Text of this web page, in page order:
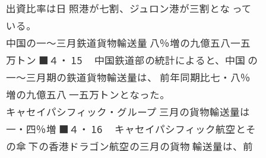
出資比率は日 照港が七割、ジュロン港が三割とな って
いる。
中国の一〜三月鉄道貨物輸送量 八％増の九億五八一五
万トン ■４・ 15 中国鉄道部の統計によると、中国 の
一〜三月期の鉄道貨物輸送量は、 前年同期比七・八％
増の九億五八 一五万トンとなった。
キャセイパシフィック・グループ 三月の貨物輸送量は
一・四％増 ■４・ 16 キャセイパシフィック航空とそ
の傘 下の香港ドラゴン航空の三月の貨物 輸送量は、前